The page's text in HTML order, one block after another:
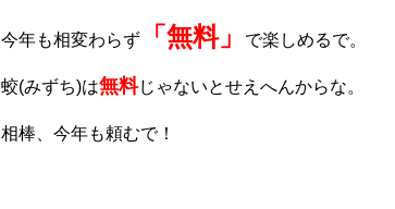
今年も相変わらず 「無料」 で楽しめるで。
蛟(みずち)は無料じゃないとせえへんからな。
相棒、今年も頼むで！